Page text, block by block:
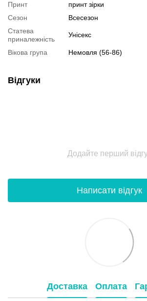
Принт
принт зірки
Сезон
Всесезон
Статева
приналежність
Унісекс
Вікова група Немовля (56-86)
Відгуки
Додайте перший
Написати відгук
Доставка Оплата